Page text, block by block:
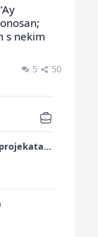
s nekim
5 50